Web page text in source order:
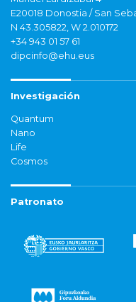
E20018 Donostia / San
N 43.305822, W 2.010172
+34 943 01 57 61
dipcinfo@ehu.eus
Investigación
Quantum
Nano
Life
Cosmos
Patronato